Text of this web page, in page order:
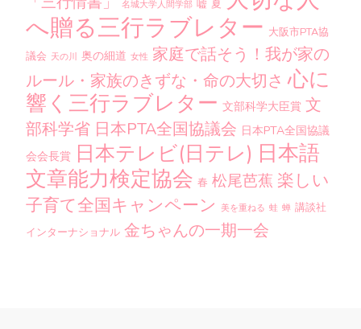
名城大学人間学部 嘘 夏
へ贈る三行ラブレター 大阪市PTA協
議会 天の川 奥の細道 女性 家庭で話そう！我が家の
ルール・家族のきずな・命の大切さ 心に
響く三行ラブレター 文部科学大臣賞 文
部科学省 日本PTA全国協議会 日本PTA全国協議
会会長賞 日本テレビ(日テレ) 日本語
文章能力検定協会 春 松尾芭蕉 楽しい
子育て全国キャンペーン 美を重ねる 蛙 蝉 講談社
インターナショナル 金ちゃんの一期一会